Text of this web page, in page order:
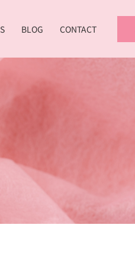
BLOG CONTACT